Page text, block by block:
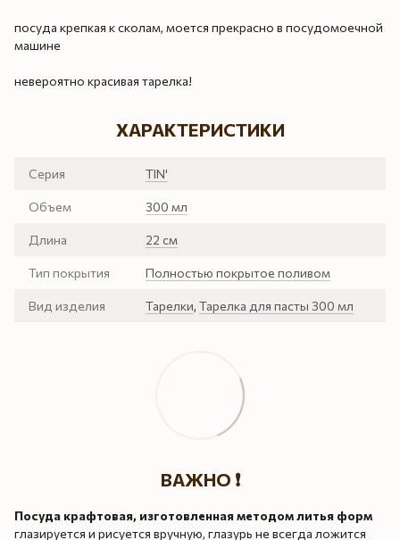
посуда крепкая к сколам, моется прекрасно в посудомоечной
машине
невероятно красивая тарелка!
ХАРАКТЕРИСТИКИ
Серия TIN'
Объем 300 мл
Длина 22 см
Тип покрытия Полностью покрытое поливом
Вид изделия Тарелки, Тарелка для пасты 300 мл
ВАЖНО ❗️
Посуда крафтовая, изготовленная методом литья форм
глазируется и рисуется вручную, глазурь не всегда ложится